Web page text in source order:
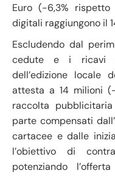
Euro (-6,3%
digitali raggiungono il
Escludendo dal
cedute e i ricavi
dell’edizione locale
attesta a 14 milioni
raccolta
parte compensati
cartacee e dalle
l’obiettivo di
potenziando